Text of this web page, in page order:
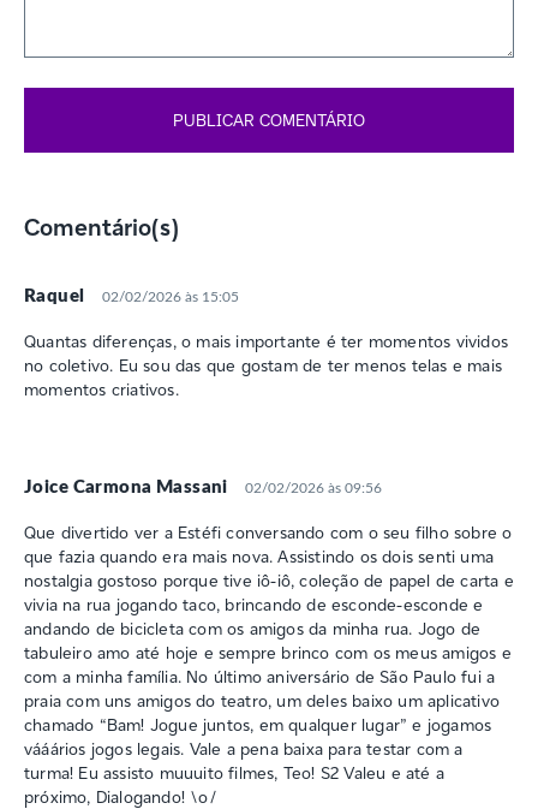
Comentário(s)
Raquel 02/02/2026 às 15:05
Quantas diferenças, o mais importante é ter momentos vividos
no coletivo. Eu sou das que gostam de ter menos telas e mais
momentos criativos.
Joice Carmona Massani 02/02/2026 às 09:56
Que divertido ver a Estéfi conversando com o seu filho sobre o
que fazia quando era mais nova. Assistindo os dois senti uma
nostalgia gostoso porque tive iô-iô, coleção de papel de carta e
vivia na rua jogando taco, brincando de esconde-esconde e
andando de bicicleta com os amigos da minha rua. Jogo de
tabuleiro amo até hoje e sempre brinco com os meus amigos e
com a minha família. No último aniversário de São Paulo fui a
praia com uns amigos do teatro, um deles baixo um aplicativo
chamado “Bam! Jogue juntos, em qualquer lugar” e jogamos
vááários jogos legais. Vale a pena baixa para testar com a
turma! Eu assisto muuuito filmes, Teo! S2 Valeu e até a
próximo, Dialogando! \o/